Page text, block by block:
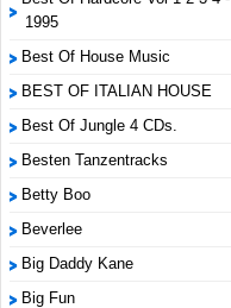
1995
Best Of House Music
BEST OF ITALIAN HOUSE
Best Of Jungle 4 CDs.
Besten Tanzentracks
Betty Boo
Beverlee
Big Daddy Kane
Big Fun